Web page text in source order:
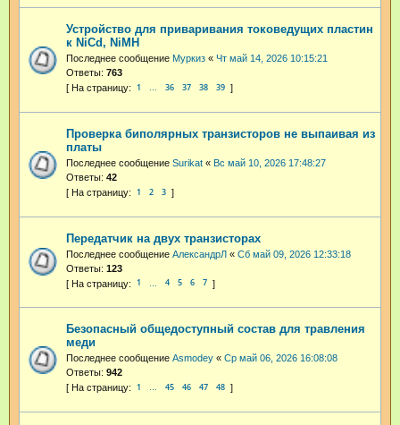
Устройство для приваривания токоведущих пластин
к NiCd, NiMH
Последнее сообщение Муркиз « Чт май 14, 2026 10:15:21
Ответы: 763
1 … 36 37 38 39
Проверка биполярных транзисторов не выпаивая из
платы
Последнее сообщение Surikat « Вс май 10, 2026 17:48:27
Ответы: 42
1 2 3
Передатчик на двух транзисторах
Последнее сообщение АлександрЛ « Сб май 09, 2026 12:33:18
Ответы: 123
1 4 5 6 7
Безопасный общедоступный состав для травления
меди
Последнее сообщение Asmodey « Ср май 06, 2026 16:08:08
Ответы: 942
1 … 45 46 47 48